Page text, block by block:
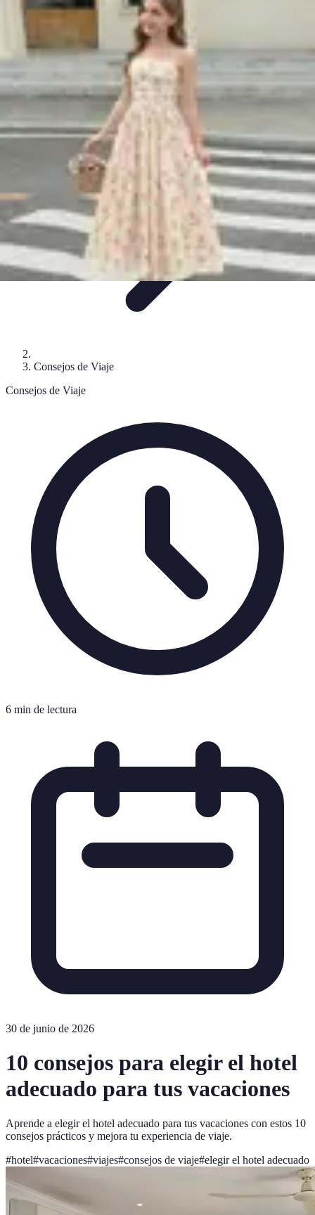
Encuentra Tu Hotel
Vacaciones en familia
Consejos para ReservarConsejos de Viaje
Consejos de Viaje
Consejos de Viaje
6 min de lectura
30 de junio de 2026
10 consejos para elegir el hotel
adecuado para tus vacaciones
Aprende a elegir el hotel adecuado para tus vacaciones con estos 10
consejos prácticos y mejora tu experiencia de viaje.
#hotel#vacaciones#viajes#consejos de viaje#elegir el hotel adecuado